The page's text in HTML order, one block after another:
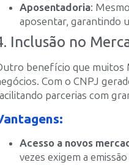
Aposentadoria:
aposentar, garantindo
Inclusão no
benefício que muitos
Com o CNPJ
parcerias com
Acesso a novos
vezes exigem a